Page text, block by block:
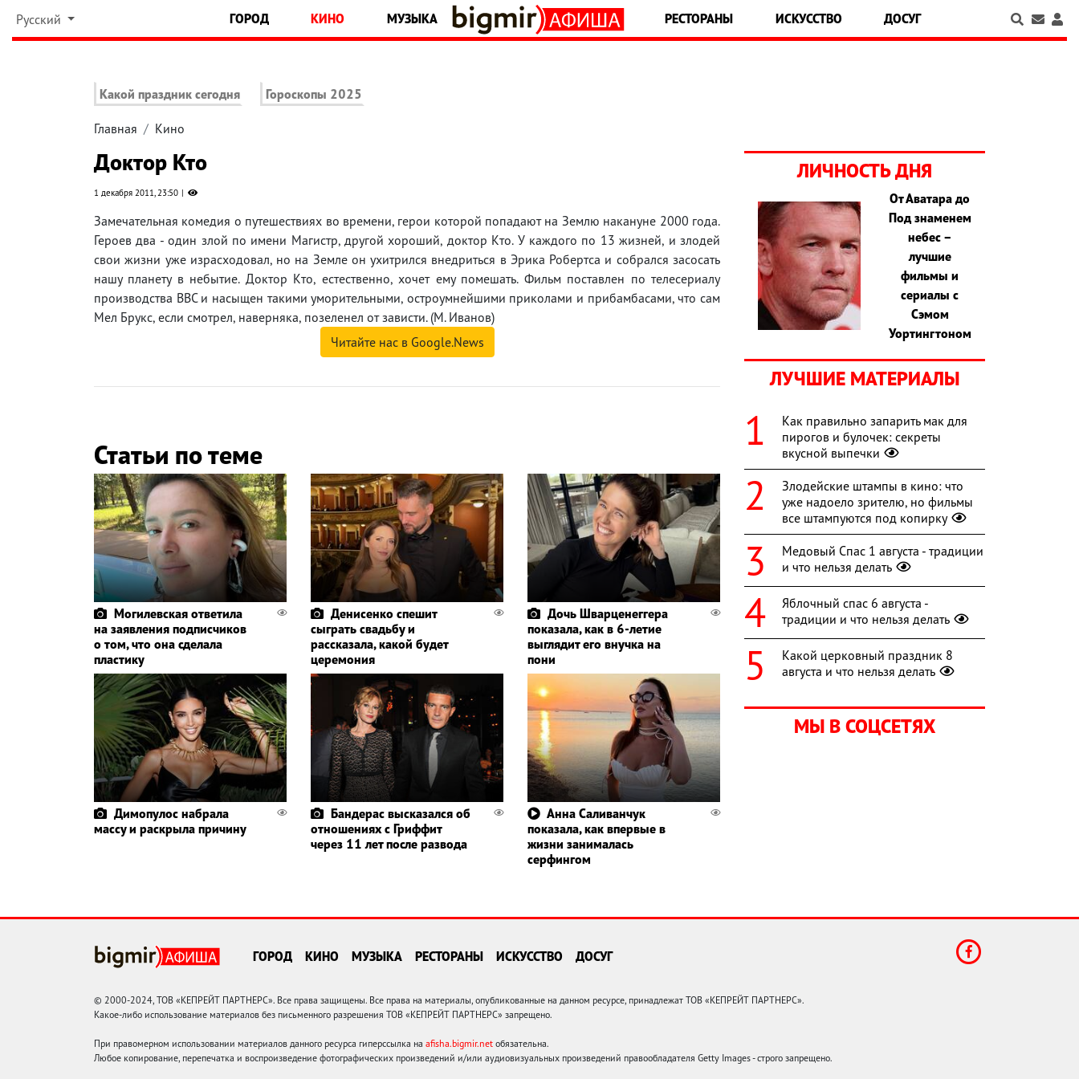
Русский ГОРОД КИНО МУЗЫКА РЕСТОРАНЫ ИСКУССТВО ДОСУГ
Какой праздник сегодня Гороскопы 2025
Главная Кино
Доктор Кто
1 декабря 2011, 23:50
Замечательная комедия о путешествиях во времени, герои которой попадают на Землю накануне 2000 года.
Героев два - один злой по имени Магистр, другой хороший, доктор Кто. У каждого по 13 жизней, и злодей
свои жизни уже израсходовал, но на Земле он ухитрился внедриться в Эрика Робертса и собрался засосать
нашу планету в небытие. Доктор Кто, естественно, хочет ему помешать. Фильм поставлен по телесериалу
производства BBC и насыщен такими уморительными, остроумнейшими приколами и прибамбасами, что сам
Мел Брукс, если смотрел, наверняка, позеленел от зависти. (М. Иванов)
Читайте нас в Google.News
Статьи по теме
Могилевская ответила
на заявления подписчиков
о том, что она сделала
пластику
Денисенко спешит
сыграть свадьбу и
рассказала, какой будет
церемония
Дочь Шварценеггера
показала, как в 6-летие
выглядит его внучка на
пони
Димопулос набрала
массу и раскрыла причину
Бандерас высказался об
отношениях с Гриффит
через 11 лет после развода
Анна Саливанчук
показала, как впервые в
жизни занималась
серфингом
ЛИЧНОСТЬ ДНЯ
От Аватара до
Под знаменем
небес –
лучшие
фильмы и
сериалы с
Сэмом
Уортингтоном
ЛУЧШИЕ МАТЕРИАЛЫ
Как правильно запарить мак для
пирогов и булочек: секреты
вкусной выпечки
Злодейские штампы в кино: что
уже надоело зрителю, но фильмы
все штампуются под копирку
Медовый Спас 1 августа - традиции
и что нельзя делать
Яблочный спас 6 августа -
традиции и что нельзя делать
Какой церковный праздник 8
августа и что нельзя делать
МЫ В СОЦСЕТЯХ
ГОРОД КИНО МУЗЫКА РЕСТОРАНЫ ИСКУССТВО ДОСУГ
© 2000-2024, ТОВ «КЕПРЕЙТ ПАРТНЕРС». Все права защищены. Все права на материалы, опубликованные на данном ресурсе, принадлежат ТОВ «КЕПРЕЙТ ПАРТНЕРС».
Какое-либо использование материалов без письменного разрешения ТОВ «КЕПРЕЙТ ПАРТНЕРС» запрещено.
При правомерном использовании материалов данного ресурса гиперссылка на afisha.bigmir.net обязательна.
Любое копирование, перепечатка и воспроизведение фотографических произведений и/или аудиовизуальных произведений правообладателя Getty Images - строго запрещено.